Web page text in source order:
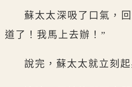
蘇太太深吸了口氣，
道了！我馬上去辦！”
說完，蘇太太就立刻起